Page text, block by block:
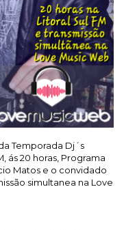
Temporada Dj´s
ás 20 horas, Programa
Matos e o convidado
simultanea na Love